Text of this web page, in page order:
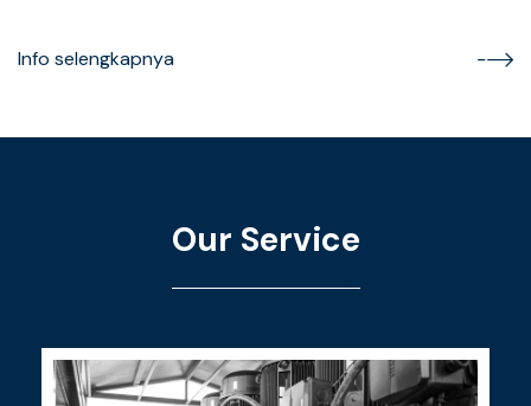
Info selengkapnya
Our Service